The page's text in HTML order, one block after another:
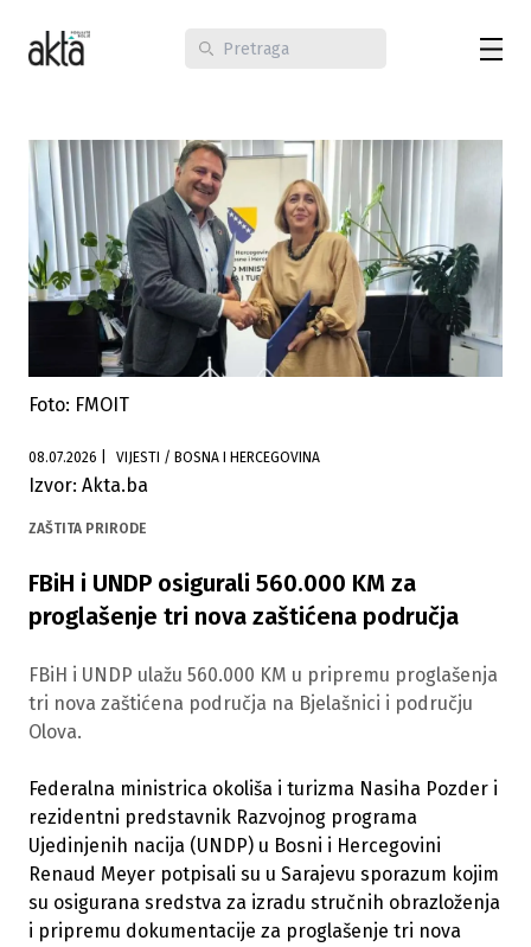
Foto: FMOIT
08.07.2026 VIJESTI / BOSNA I HERCEGOVINA
Izvor: Akta.ba
ZAŠTITA PRIRODE
FBiH i UNDP osigurali 560.000 KM za
proglašenje tri nova zaštićena područja
FBiH i UNDP ulažu 560.000 KM u pripremu proglašenja
tri nova zaštićena područja na Bjelašnici i području
Olova.
Federalna ministrica okoliša i turizma Nasiha Pozder i
rezidentni predstavnik Razvojnog programa
Ujedinjenih nacija (UNDP) u Bosni i Hercegovini
Renaud Meyer potpisali su u Sarajevu sporazum kojim
su osigurana sredstva za izradu stručnih obrazloženja
i pripremu dokumentacije za proglašenje tri nova